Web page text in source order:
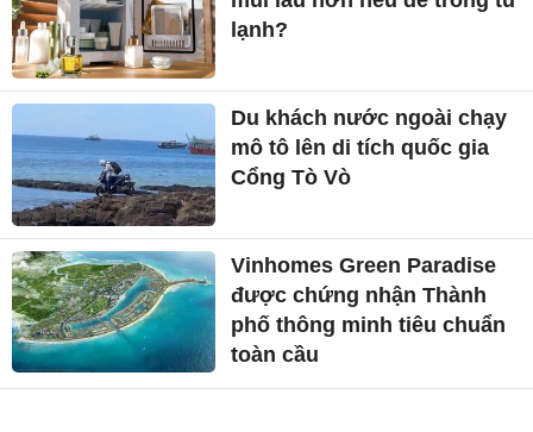
lạnh?
Du khách nước ngoài chạy
mô tô lên di tích quốc gia
Cổng Tò Vò
Vinhomes Green Paradise
được chứng nhận Thành
phố thông minh tiêu chuẩn
toàn cầu